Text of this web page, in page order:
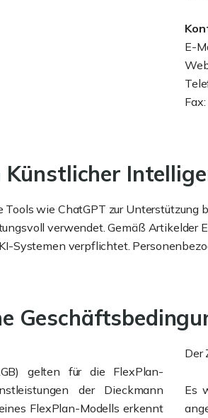
E-
wie ChatGPT zur Unterstützung
verwendet. Gemäß Artikelder
Systemen verpflichtet.
gelten für die FlexPlan-
der Dieckmann
FlexPlan-Modells erkennt
Der
Es